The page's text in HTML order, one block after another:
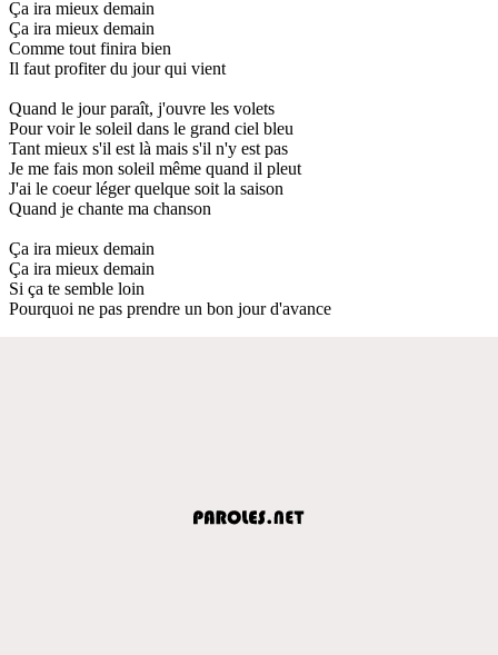
Ça ira mieux demain
Ça ira mieux demain
Comme tout finira bien
Il faut profiter du jour qui vient
Quand le jour paraît, j'ouvre les volets
Pour voir le soleil dans le grand ciel bleu
Tant mieux s'il est là mais s'il n'y est pas
Je me fais mon soleil même quand il pleut
J'ai le coeur léger quelque soit la saison
Quand je chante ma chanson
Ça ira mieux demain
Ça ira mieux demain
Si ça te semble loin
Pourquoi ne pas prendre un bon jour d'avance